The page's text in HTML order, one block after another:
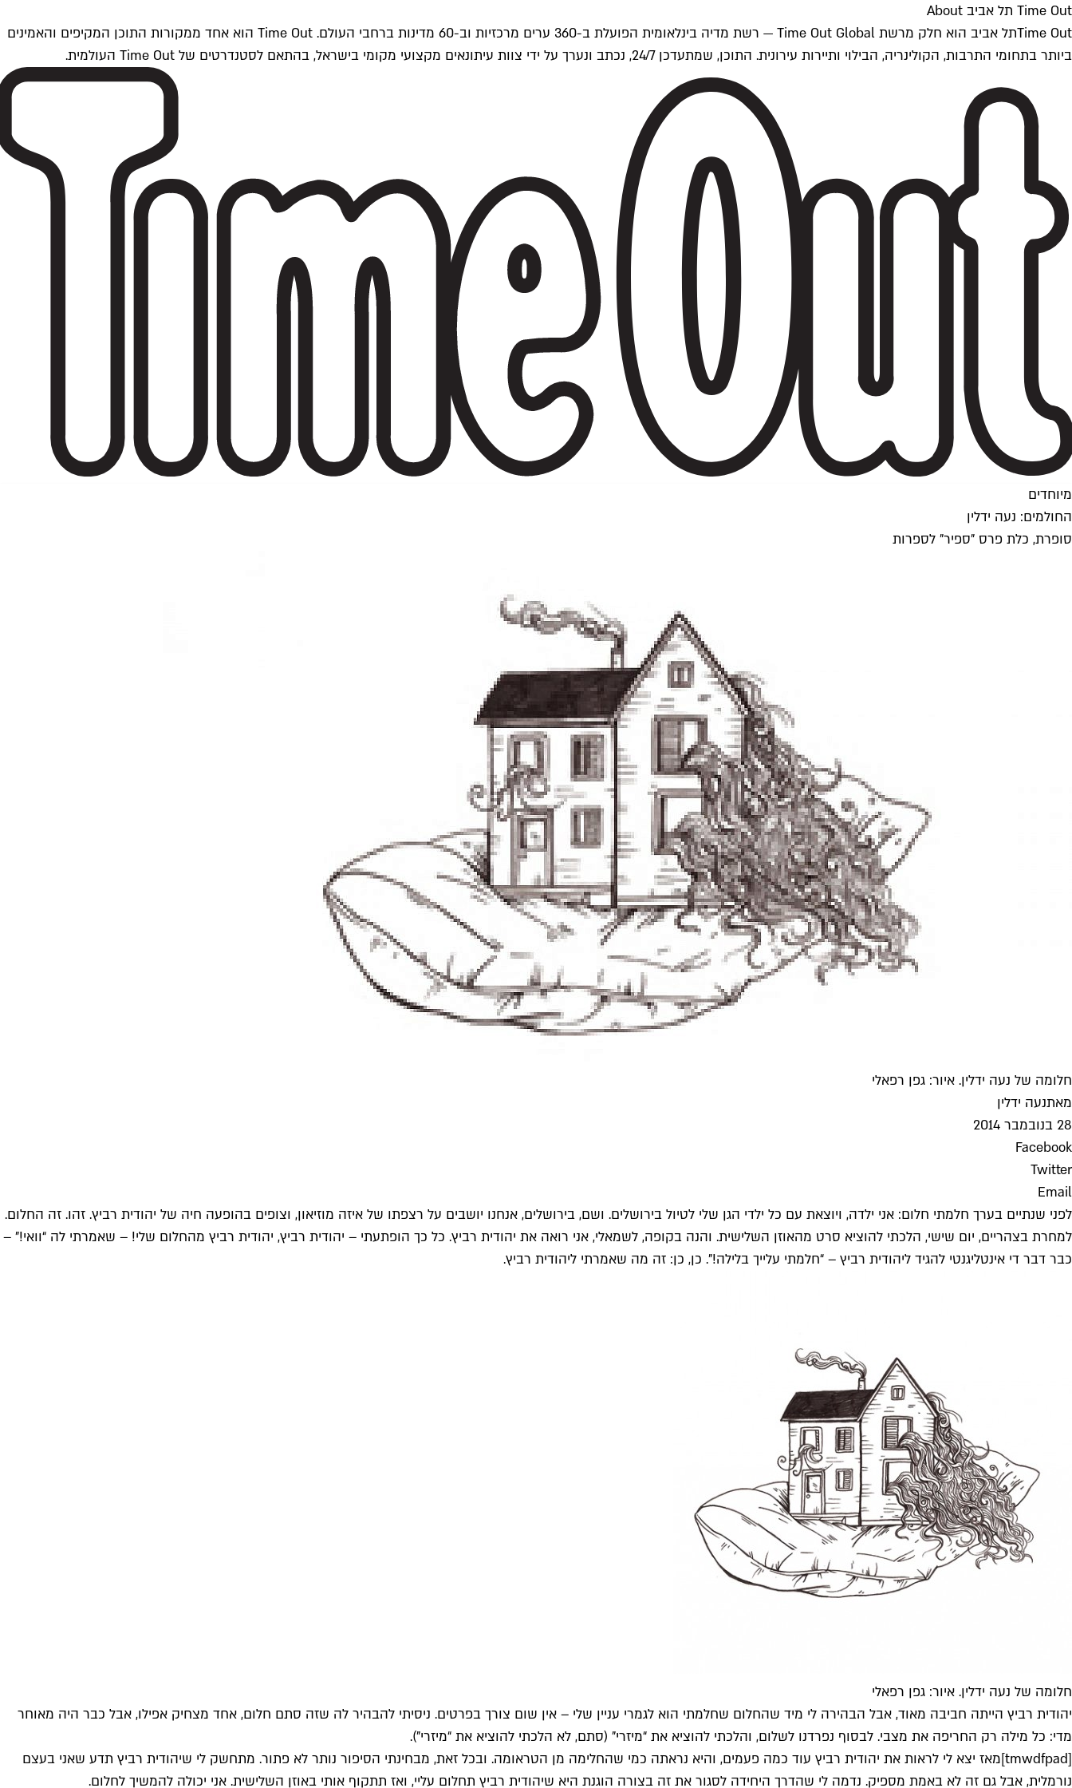
Time Out תל אביב About
Time Outתל אביב הוא חלק מרשת Time Out Global — רשת מדיה בינלאומית הפועלת ב-360 ערים מרכזיות וב-60 מדינות ברחבי העולם. Time Out הוא אחד ממקורות התוכן המקיפים והאמינים
ביותר בתחומי התרבות, הקולינריה, הבילוי ותיירות עירונית. התוכן, שמתעדכן 24/7, נכתב ונערך על ידי צוות עיתונאים מקצועי מקומי בישראל, בהתאם לסטנדרטים של Time Out העולמית.
מיוחדים
החולמים: נעה ידלין
סופרת, כלת פרס "ספיר" לספרות
חלומה של נעה ידלין. איור: גפן רפאלי
מאתנעה ידלין
28 בנובמבר 2014
Facebook
Twitter
Email
לפני שנתיים בערך חלמתי חלום: אני ילדה, ויוצאת עם כל ילדי הגן שלי לטיול בירושלים. ושם, בירושלים, אנחנו יושבים על רצפתו של איזה מוזיאון, וצופים בהופעה חיה של יהודית רביץ. זהו. זה החלום.
למחרת בצהריים, יום שישי, הלכתי להוציא סרט מהאוזן השלישית. והנה בקופה, לשמאלי, אני רואה את יהודית רביץ. כל כך הופתעתי – יהודית רביץ, יהודית רביץ מהחלום שלי! – שאמרתי לה “וואי!" –
כבר דבר די אינטליגנטי להגיד ליהודית רביץ – “חלמתי עלייך בלילה!". כן, כן: זה מה שאמרתי ליהודית רביץ.
חלומה של נעה ידלין. איור: גפן רפאלי
יהודית רביץ הייתה חביבה מאוד, אבל הבהירה לי מיד שהחלום שחלמתי הוא לגמרי עניין שלי – אין שום צורך בפרטים. ניסיתי להבהיר לה שזה סתם חלום, אחד מצחיק אפילו, אבל כבר היה מאוחר
מדי: כל מילה רק החריפה את מצבי. לבסוף נפרדנו לשלום, והלכתי להוציא את “מיזרי" (סתם, לא הלכתי להוציא את “מיזרי").
[tmwdfpad]מאז יצא לי לראות את יהודית רביץ עוד כמה פעמים, והיא נראתה כמי שהחלימה מן הטראומה. ובכל זאת, מבחינתי הסיפור נותר לא פתור. מתחשק לי שיהודית רביץ תדע שאני בעצם
נורמלית, אבל גם זה לא באמת מספיק. נדמה לי שהדרך היחידה לסגור את זה בצורה הוגנת היא שיהודית רביץ תחלום עליי, ואז תתקוף אותי באוזן השלישית. אני יכולה להמשיך לחלום.